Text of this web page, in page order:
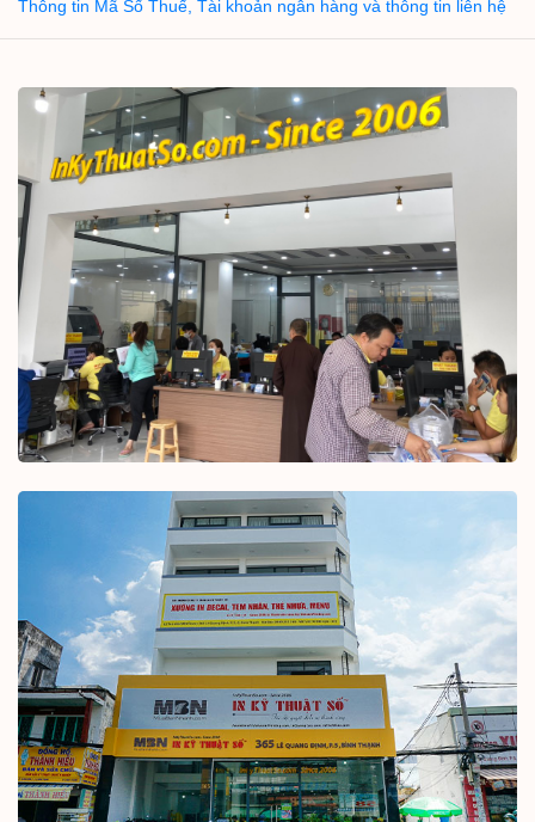
Thông tin Mã Số Thuế, Tài khoản ngân hàng và thông tin liên hệ